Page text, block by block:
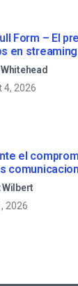
Form – El
en streaming
4, 2026
el
Wilbert
2026